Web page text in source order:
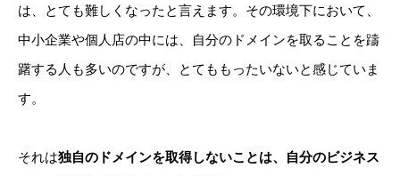
は、とても難しくなったと言えます。その環境下において、
中小企業や個人店の中には、自分のドメインを取ることを躊
躇する人も多いのですが、とてももったいないと感じていま
す。
それは独自のドメインを取得しないことは、自分のビジネス